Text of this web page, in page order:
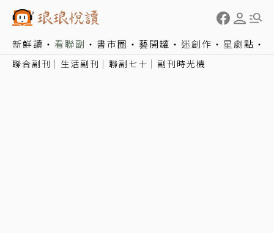
新鮮讀 看聯副 書市圈 藝開罐 迷創作 星劇點
聯合副刊 生活副刊 聯副七十 副刊時光機